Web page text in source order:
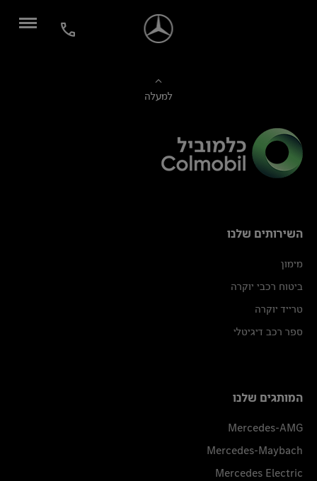
למעלה
השירותים שלנו
מימון
ביטוח רכבי יוקרה
טרייד יוקרה
ספר רכב דיגיטלי
המותגים שלנו
Mercedes-AMG
Mercedes-Maybach
Mercedes Electric